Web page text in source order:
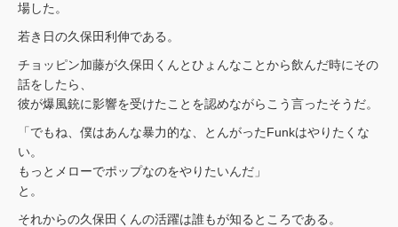
場した。
若き日の久保田利伸である。
チョッピン加藤が久保田くんとひょんなことから飲んだ時にその
話をしたら、
彼が爆風銃に影響を受けたことを認めながらこう言ったそうだ。
「でもね、僕はあんな暴力的な、とんがったFunkはやりたくな
い。
もっとメローでポップなのをやりたいんだ」
と。
それからの久保田くんの活躍は誰もが知るところである。